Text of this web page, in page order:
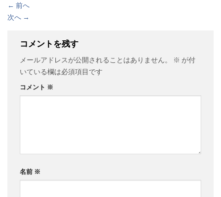
← 前へ
次へ →
コメントを残す
メールアドレスが公開されることはありません。 ※ が付
いている欄は必須項目です
コメント ※
名前 ※